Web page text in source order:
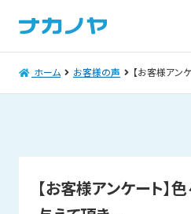
ホーム お客様の声 【お客様アンケ
【お客様アンケート】